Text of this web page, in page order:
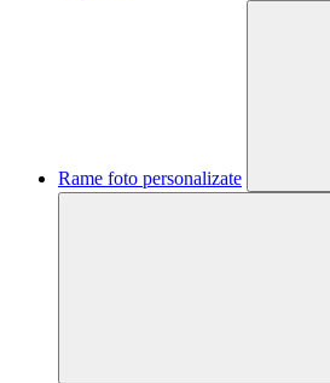
Rame foto personalizate